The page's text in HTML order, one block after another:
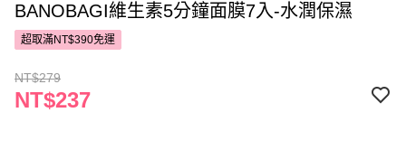
BANOBAGI維生素5分鐘面膜7入-水潤保濕
超取滿NT$390免運
NT$279
NT$237